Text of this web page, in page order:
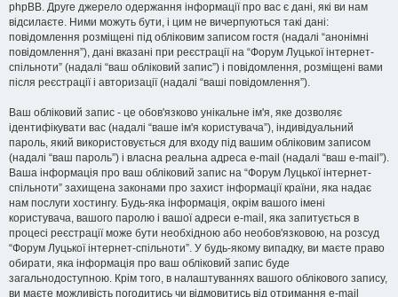
phpBB. Друге джерело одержання інформації про вас є дані, які ви нам
відсилаєте. Ними можуть бути, і цим не вичерпуються такі дані:
повідомлення розміщені під обліковим записом гостя (надалі “анонімні
повідомлення”), дані вказані при реєстрації на “Форум Луцької інтернет-
спільноти” (надалі “ваш обліковий запис”) і повідомлення, розміщені вами
після реєстрації і авторизації (надалі “ваші повідомлення”).
Ваш обліковий запис - це обов'язково унікальне ім'я, яке дозволяє
ідентифікувати вас (надалі “ваше ім'я користувача”), індивідуальний
пароль, який використовується для входу під вашим обліковим записом
(надалі “ваш пароль”) і власна реальна адреса e-mail (надалі “ваш e-mail”).
Ваша інформація про ваш обліковий запис на “Форум Луцької інтернет-
спільноти” захищена законами про захист інформації країни, яка надає
нам послуги хостингу. Будь-яка інформація, окрім вашого імені
користувача, вашого паролю і вашої адреси e-mail, яка запитується в
процесі реєстрації може бути необхідною або необов'язковою, на розсуд
“Форум Луцької інтернет-спільноти”. У будь-якому випадку, ви маєте право
обирати, яка інформація про ваш обліковий запис буде
загальнодоступною. Крім того, в налаштуваннях вашого облікового запису,
ви маєте можливість погодитись чи відмовитись від отримання e-mail